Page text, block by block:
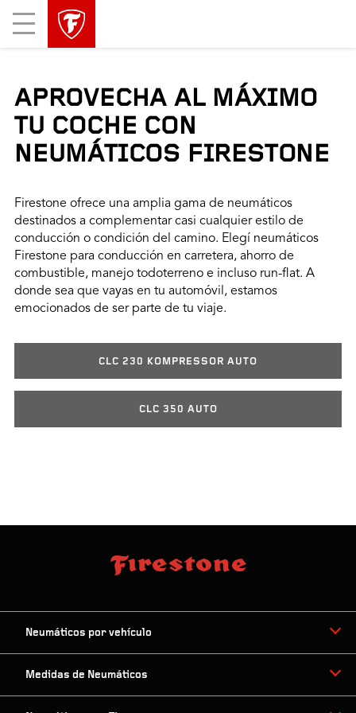
Mobile
Menu
APROVECHA AL MÁXIMO
TU COCHE CON
NEUMÁTICOS FIRESTONE
Firestone ofrece una amplia gama de neumáticos
destinados a complementar casi cualquier estilo de
conducción o condición del camino. Elegí neumáticos
Firestone para conducción en carretera, ahorro de
combustible, manejo todoterreno e incluso run-flat. A
donde sea que vayas en tu automóvil, estamos
emocionados de ser parte de tu viaje.
CLC 230 KOMPRESSOR AUTO
CLC 350 AUTO
Neumáticos por vehículo
Medidas de Neumáticos